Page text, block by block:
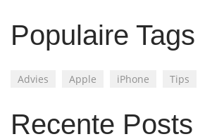
Populaire Tags
Advies Apple iPhone Tips
Recente Posts